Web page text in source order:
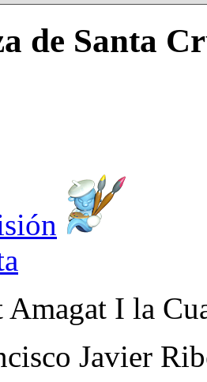
de Santa
Amagat I la
Javier